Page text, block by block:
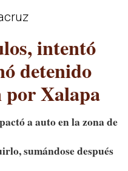
intentó
detenido
por Xalapa
a auto en la zona de
sumándose después